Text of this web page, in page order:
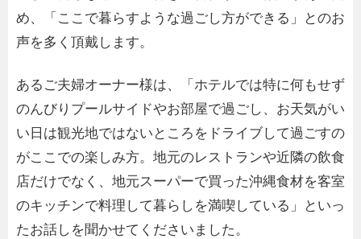
め、「ここで暮らすような過ごし方ができる」とのお
声を多く頂戴します。
あるご夫婦オーナー様は、「ホテルでは特に何もせず
のんびりプールサイドやお部屋で過ごし、お天気がい
い日は観光地ではないところをドライブして過ごすの
がここでの楽しみ方。地元のレストランや近隣の飲⾷
店だけでなく、地元スーパーで買った沖縄食材を客室
のキッチンで料理して暮らしを満喫している」といっ
たお話しを聞かせてくださいました。